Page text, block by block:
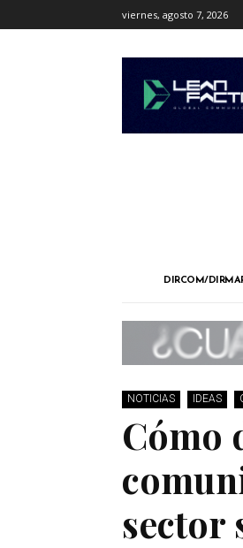
viernes, agosto 7, 2026
DIRCOM/
NOTICIAS IDEAS
Cómo
sector